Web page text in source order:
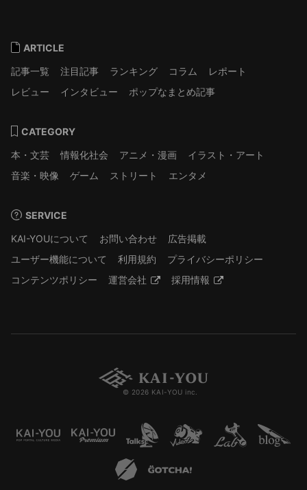
ARTICLE
記事一覧
注目記事 ランキング コラム
レポート
レビュー
インタビュー ポップなまとめ記事
CATEGORY
本・文芸
情報化社会 アニメ・漫画
イラスト・アート
音楽・映像
ゲーム ストリート エンタメ
SERVICE
KAI-YOUについて
お問い合わせ
広告掲載
ユーザー機能について
利用規約
プライバシーポリシー
コンテンツポリシー
運営会社 採用情報
© 2026 KAI-YOU inc.